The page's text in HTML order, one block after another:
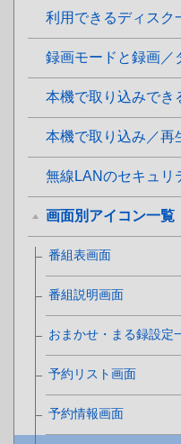
利用できるディスク
録画モードと録画／
本機で取り込みでき
本機で取り込み／再
無線LANのセキュリ
画面別アイコン一覧
番組表画面
番組説明画面
おまかせ・まる録設定
予約リスト画面
予約情報画面